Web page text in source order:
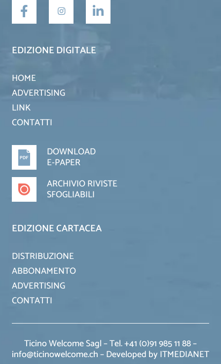
EDIZIONE DIGITALE
HOME
ADVERTISING
LINK
CONTATTI
DOWNLOAD
E-PAPER
ARCHIVIO RIVISTE
SFOGLIABILI
EDIZIONE CARTACEA
DISTRIBUZIONE
ABBONAMENTO
ADVERTISING
CONTATTI
Ticino Welcome Sagl – Tel. +41 (0)91 985 11 88 –
info@ticinowelcome.ch –Developed by ITMEDIANET